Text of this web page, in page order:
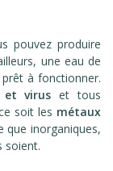
pouvez produire
une eau de
prêt à fonctionner.
et virus et tous
soit les métaux
que inorganiques,
soient.